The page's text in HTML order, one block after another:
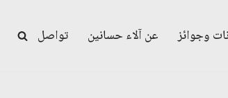
وجوائز عن آلاء حسانين تواصل